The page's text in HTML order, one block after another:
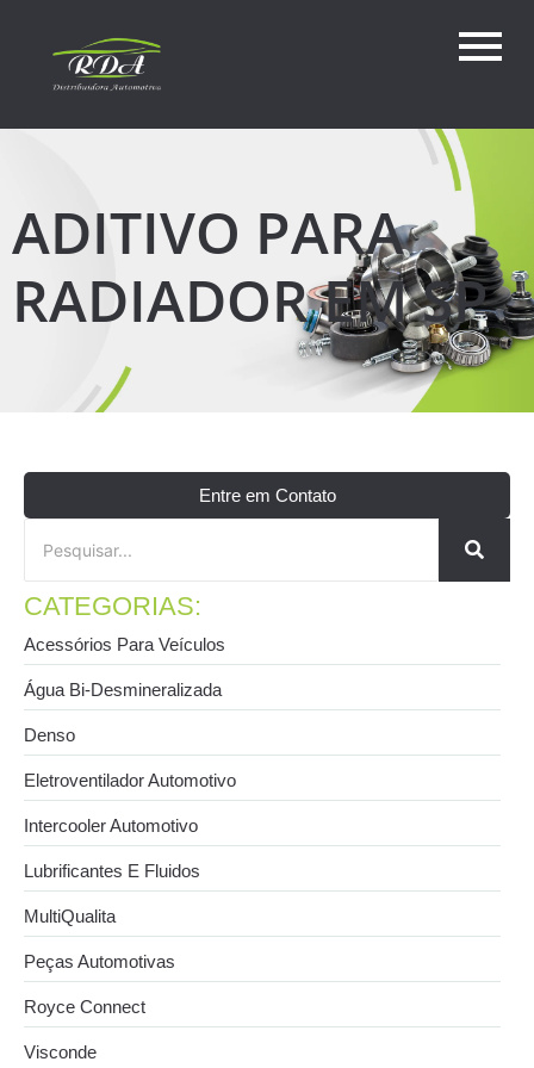
ADITIVO PARA
RADIADOR EM SP
Entre em Contato
CATEGORIAS:
Acessórios Para Veículos
Água Bi-Desmineralizada
Denso
Eletroventilador Automotivo
Intercooler Automotivo
Lubrificantes E Fluidos
MultiQualita
Peças Automotivas
Royce Connect
Visconde